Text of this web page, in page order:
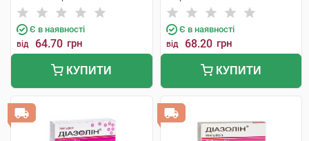
Є в наявності
від 64.70 грн
КУПИТИ
Є в наявності
від 68.20 грн
КУПИТИ